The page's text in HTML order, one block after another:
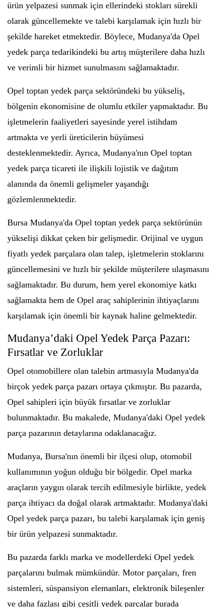
ürün yelpazesi sunmak için ellerindeki stokları sürekli
olarak güncellemekte ve talebi karşılamak için hızlı bir
şekilde hareket etmektedir. Böylece, Mudanya'da Opel
yedek parça tedarikindeki bu artış müşterilere daha hızlı
ve verimli bir hizmet sunulmasını sağlamaktadır.
Opel toptan yedek parça sektöründeki bu yükseliş,
bölgenin ekonomisine de olumlu etkiler yapmaktadır. Bu
işletmelerin faaliyetleri sayesinde yerel istihdam
artmakta ve yerli üreticilerin büyümesi
desteklenmektedir. Ayrıca, Mudanya'nın Opel toptan
yedek parça ticareti ile ilişkili lojistik ve dağıtım
alanında da önemli gelişmeler yaşandığı
gözlemlenmektedir.
Bursa Mudanya'da Opel toptan yedek parça sektörünün
yükselişi dikkat çeken bir gelişmedir. Orijinal ve uygun
fiyatlı yedek parçalara olan talep, işletmelerin stoklarını
güncellemesini ve hızlı bir şekilde müşterilere ulaşmasını
sağlamaktadır. Bu durum, hem yerel ekonomiye katkı
sağlamakta hem de Opel araç sahiplerinin ihtiyaçlarını
karşılamak için önemli bir kaynak haline gelmektedir.
Mudanya’daki Opel Yedek Parça Pazarı:
Fırsatlar ve Zorluklar
Opel otomobillere olan talebin artmasıyla Mudanya'da
birçok yedek parça pazarı ortaya çıkmıştır. Bu pazarda,
Opel sahipleri için büyük fırsatlar ve zorluklar
bulunmaktadır. Bu makalede, Mudanya'daki Opel yedek
parça pazarının detaylarına odaklanacağız.
Mudanya, Bursa'nın önemli bir ilçesi olup, otomobil
kullanımının yoğun olduğu bir bölgedir. Opel marka
araçların yaygın olarak tercih edilmesiyle birlikte, yedek
parça ihtiyacı da doğal olarak artmaktadır. Mudanya'daki
Opel yedek parça pazarı, bu talebi karşılamak için geniş
bir ürün yelpazesi sunmaktadır.
Bu pazarda farklı marka ve modellerdeki Opel yedek
parçalarını bulmak mümkündür. Motor parçaları, fren
sistemleri, süspansiyon elemanları, elektronik bileşenler
ve daha fazlası gibi çeşitli yedek parçalar burada